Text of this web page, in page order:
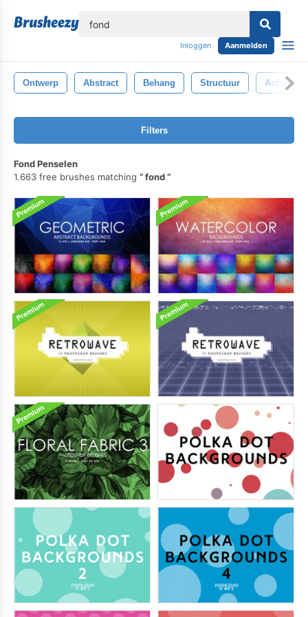
Inloggen Aanmelden
Ontwerp Abstract Behang Structuur
Filters
Fond Penselen
1.663 free brushes matching
fond